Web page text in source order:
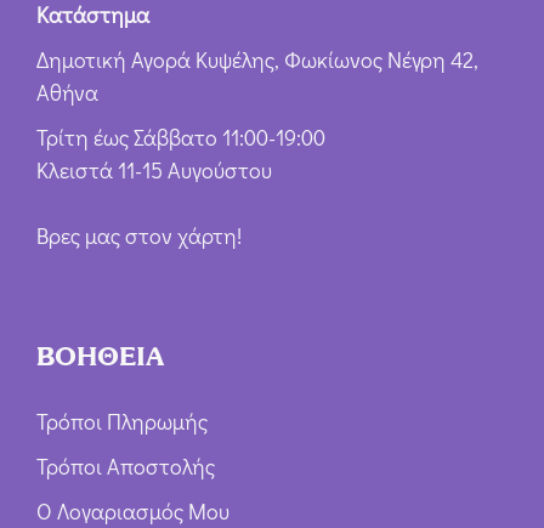
Κατάστημα
Δημοτική Αγορά Κυψέλης, Φωκίωνος Νέγρη 42,
Αθήνα
Τρίτη έως Σάββατο 11:00-19:00
Κλειστά 11-15 Αυγούστου
Βρες μας στον χάρτη!
ΒΟΗΘΕΙΑ
Τρόποι Πληρωμής
Τρόποι Αποστολής
Ο Λογαριασμός Μου